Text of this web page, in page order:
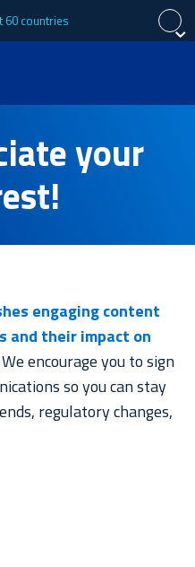
60 countries
中文 (简体)
your
engaging content
and their impact on
We encourage you to sign
so you can stay
regulatory changes,
依頼